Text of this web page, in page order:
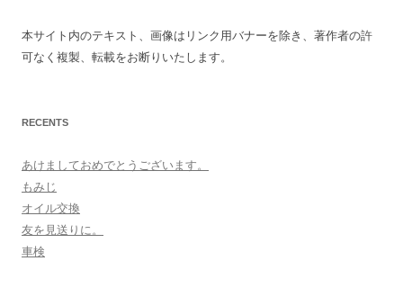
本サイト内のテキスト、画像はリンク用バナーを除き、著作者の許
可なく複製、転載をお断りいたします。
RECENTS
あけましておめでとうございます。
もみじ
オイル交換
友を見送りに。
車検